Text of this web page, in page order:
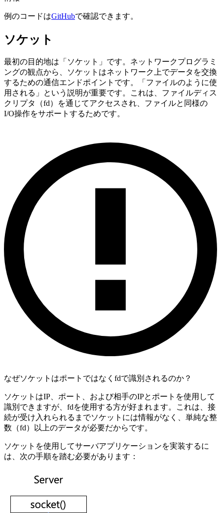
例のコードはGitHubで確認できます。
ソケット
最初の目的地は「ソケット」です。ネットワークプログラミ
ングの観点から、ソケットはネットワーク上でデータを交換
するための通信エンドポイントです。「ファイルのように使
用される」という説明が重要です。これは、ファイルディス
クリプタ（fd）を通じてアクセスされ、ファイルと同様の
I/O操作をサポートするためです。
なぜソケットはポートではなくfdで識別されるのか？
ソケットはIP、ポート、および相手のIPとポートを使用して
識別できますが、fdを使用する方が好まれます。これは、接
続が受け入れられるまでソケットには情報がなく、単純な整
数（fd）以上のデータが必要だからです。
ソケットを使用してサーバアプリケーションを実装するに
は、次の手順を踏む必要があります：